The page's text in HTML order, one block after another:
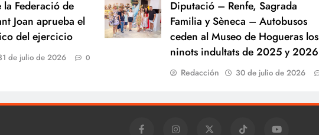
la Federació de
Joan aprueba el
del ejercicio
de julio de 2026 0
Diputació – Renfe, Sagrada
Familia y Sèneca – Autobusos
ceden al Museo de Hogueras los
ninots indultats de 2025 y 2026
Redacción 30 de julio de 2026